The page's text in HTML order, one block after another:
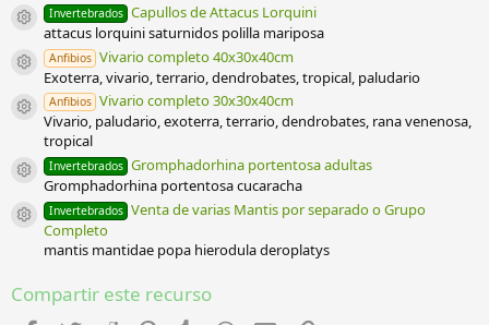
Icono del recurso
Invertebrados Capullos de Attacus Lorquini
attacus lorquini saturnidos polilla mariposa
Icono del recurso
Anfibios Vivario completo 40x30x40cm
Exoterra, vivario, terrario, dendrobates, tropical, paludario
Icono del recurso
Anfibios Vivario completo 30x30x40cm
Vivario, paludario, exoterra, terrario, dendrobates, rana venenosa,
tropical
Icono del recurso
Invertebrados Gromphadorhina portentosa adultas
Gromphadorhina portentosa cucaracha
Icono del recurso
Invertebrados Venta de varias Mantis por separado o Grupo
Completo
mantis mantidae popa hierodula deroplatys
Compartir este recurso